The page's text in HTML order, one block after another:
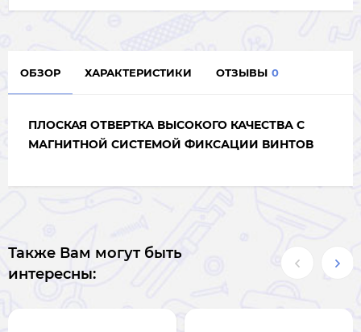
ОБЗОР ХАРАКТЕРИСТИКИ ОТЗЫВЫ 0
ПЛОСКАЯ ОТВЕРТКА ВЫСОКОГО КАЧЕСТВА С
МАГНИТНОЙ СИСТЕМОЙ ФИКСАЦИИ ВИНТОВ
Также Вам могут быть
интересны: